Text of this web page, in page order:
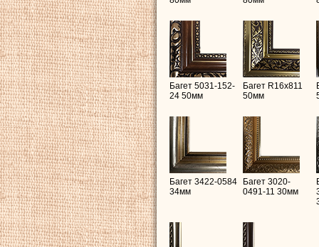
Багет 5031-152-
24 50мм
Багет R16х811
50мм
Багет 3422-0584
34мм
Багет 3020-
0491-11 30мм